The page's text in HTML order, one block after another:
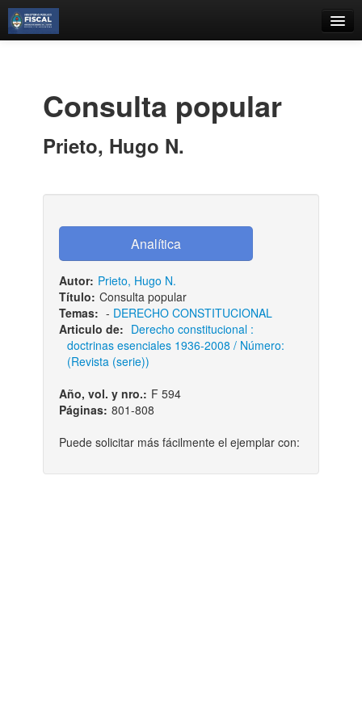
Estantes Virtuales
Contacto
Iniciar sesión
Consulta popular
Prieto, Hugo N.
Autor: Prieto, Hugo N.
Título: Consulta popular
Temas: - DERECHO CONSTITUCIONAL
Articulo de: Derecho constitucional :
doctrinas esenciales 1936-2008 / Número:
(Revista (serie))
Año, vol. y nro.: F 594
Páginas: 801-808
Puede solicitar más fácilmente el ejemplar con: